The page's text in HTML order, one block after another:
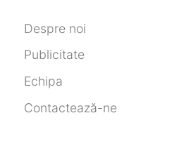
Despre noi
Publicitate
Echipa
Contactează-ne